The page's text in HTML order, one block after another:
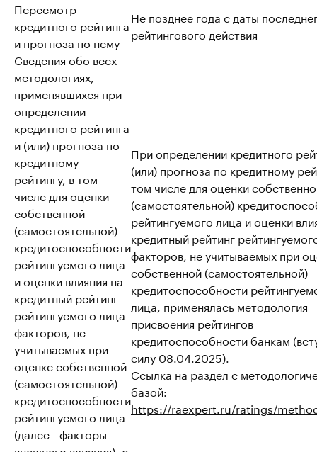
Пересмотр
кредитного рейтинга
и прогноза по нему
Не позднее года с даты
рейтингового действия
Сведения обо всех
методологиях,
применявшихся при
определении
кредитного рейтинга
и (или) прогноза по
кредитному
рейтингу, в том
числе для оценки
собственной
(самостоятельной)
кредитоспособности
рейтингуемого лица
и оценки влияния на
кредитный рейтинг
рейтингуемого лица
факторов, не
учитываемых при
оценке собственной
(самостоятельной)
кредитоспособности
рейтингуемого лица
(далее - факторы
При определении кредитного
(или) прогноза по кредитному
том числе для оценки
(самостоятельной)
рейтингуемого лица и оценки
кредитный рейтинг
факторов, не учитываемых при
собственной (самостоятельной)
кредитоспособности
лица, применялась методология
присвоения рейтингов
кредитоспособности банкам
силу 08.04.2025).
Ссылка на раздел с
базой:
https://raexpert.ru/ratings/